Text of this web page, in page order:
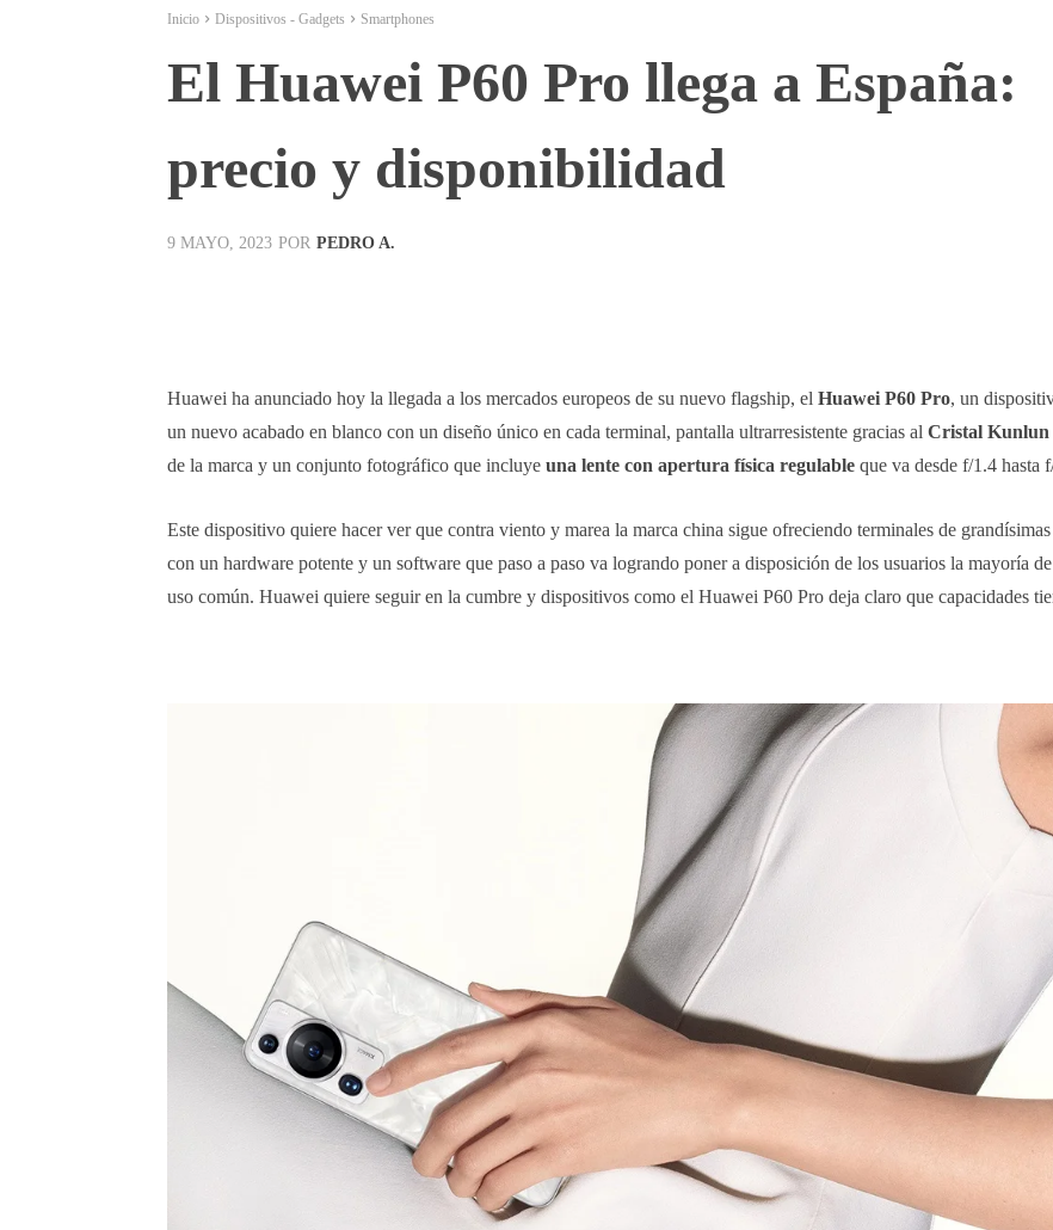
Inicio Dispositivos - Gadgets Smartphones
El Huawei P60 Pro llega a España:
precio y disponibilidad
9 MAYO, 2023 POR PEDRO A.
Huawei ha anunciado hoy la llegada a los mercados europeos de su nuevo flagship, el Huawei P60 Pro, un
un nuevo acabado en blanco con un diseño único en cada terminal, pantalla ultrarresistente gracias al Cristal Kunlun
de la marca y un conjunto fotográfico que incluye una lente con apertura física regulable que va desde f/1.4 hasta
Este dispositivo quiere hacer ver que contra viento y marea la marca china sigue ofreciendo terminales de grandísimas
con un hardware potente y un software que paso a paso va logrando poner a disposición de los usuarios la mayoría
uso común. Huawei quiere seguir en la cumbre y dispositivos como el Huawei P60 Pro deja claro que capacidades